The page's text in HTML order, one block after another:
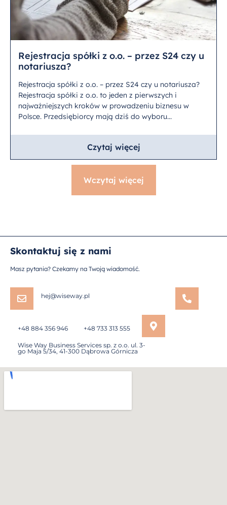
Rejestracja spółki z o.o. – przez S24 czy u
notariusza?
Rejestracja spółki z o.o. – przez S24 czy u notariusza?
Rejestracja spółki z o.o. to jeden z pierwszych i
najważniejszych kroków w prowadzeniu biznesu w
Polsce. Przedsiębiorcy mają dziś do wyboru...
Czytaj więcej
Wczytaj więcej
Skontaktuj się z nami
Masz pytania? Czekamy na Twoją wiadomość.
hej@wiseway.pl
+48 884 356 946 +48 733 313 555
Wise Way Business Services sp. z o.o. ul. 3-
go Maja 5/34, 41-300 Dąbrowa Górnicza